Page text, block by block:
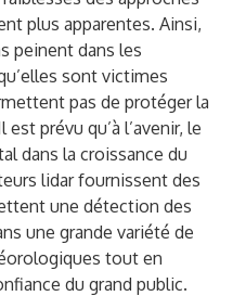
plus apparentes. Ainsi,
peinent dans les
sont victimes
pas de protéger la
prévu qu’à l’avenir, le
dans la croissance du
lidar fournissent des
une détection des
une grande variété de
tout en
du grand public.